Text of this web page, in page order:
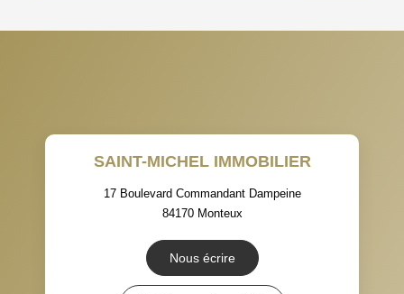
TAXE FONCIÈRE
PART DES MÉNAGES SANS
VOITURE
RÉSULTATS DES LYCÉES ECOLES ET CRÈCHES
SAINT-MICHEL IMMOBILIER
17 Boulevard Commandant Dampeine
84170 Monteux
Nous écrire